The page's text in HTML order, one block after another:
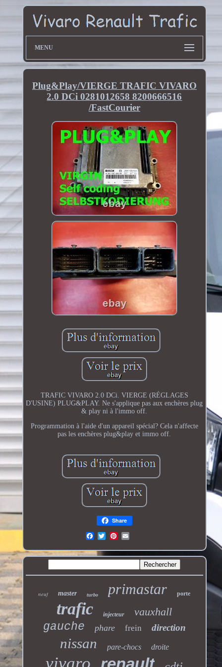
MENU
Plug&Play/VIERGE TRAFIC VIVARO
2.0 DCi 0281012658 8200666516
/FastCourier
TRAFIC VIVARO 2.0 DCi. VIERGE (RÉGLAGES
D'USINE) PLUG&PLAY. Ne s'applique pas aux enchères plug
& play ni à l'immo off.
Programmation à l'aide d'un appareil spécial? Cela n'affecte
pas les enchères plug&play et immo off.
Share
neuf master turbo primastar porte
trafic injecteur vauxhall
gauche phare frein direction
nissan pare-chocs droite
vivaro